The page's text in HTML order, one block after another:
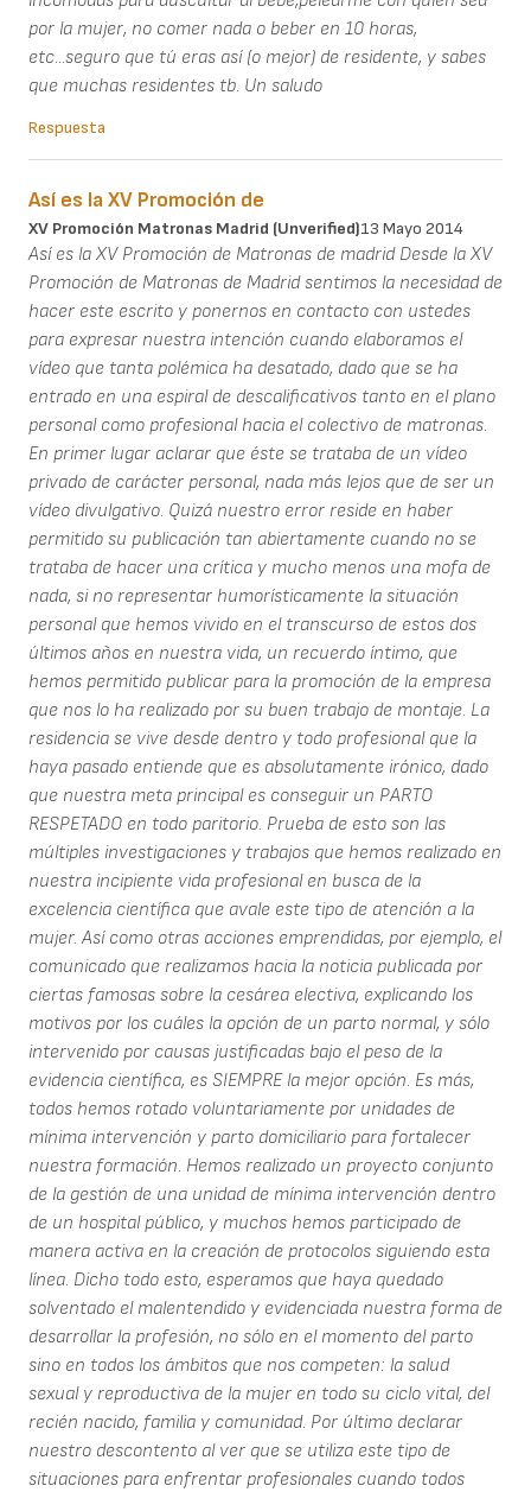
por la mujer, no comer nada o beber en 10 horas,
etc...seguro que tú eras así (o mejor) de residente, y sabes
que muchas residentes tb. Un saludo
Respuesta
Así es la XV Promoción de
XV Promoción Matronas Madrid (unverified)13 Mayo 2014
Así es la XV Promoción de Matronas de madrid Desde la XV
Promoción de Matronas de Madrid sentimos la necesidad de
hacer este escrito y ponernos en contacto con ustedes
para expresar nuestra intención cuando elaboramos el
vídeo que tanta polémica ha desatado, dado que se ha
entrado en una espiral de descalificativos tanto en el plano
personal como profesional hacia el colectivo de matronas.
En primer lugar aclarar que éste se trataba de un vídeo
privado de carácter personal, nada más lejos que de ser un
vídeo divulgativo. Quizá nuestro error reside en haber
permitido su publicación tan abiertamente cuando no se
trataba de hacer una crítica y mucho menos una mofa de
nada, si no representar humorísticamente la situación
personal que hemos vivido en el transcurso de estos dos
últimos años en nuestra vida, un recuerdo íntimo, que
hemos permitido publicar para la promoción de la empresa
que nos lo ha realizado por su buen trabajo de montaje. La
residencia se vive desde dentro y todo profesional que la
haya pasado entiende que es absolutamente irónico, dado
que nuestra meta principal es conseguir un PARTO
RESPETADO en todo paritorio. Prueba de esto son las
múltiples investigaciones y trabajos que hemos realizado en
nuestra incipiente vida profesional en busca de la
excelencia científica que avale este tipo de atención a la
mujer. Así como otras acciones emprendidas, por ejemplo, el
comunicado que realizamos hacia la noticia publicada por
ciertas famosas sobre la cesárea electiva, explicando los
motivos por los cuáles la opción de un parto normal, y sólo
intervenido por causas justificadas bajo el peso de la
evidencia científica, es SIEMPRE la mejor opción. Es más,
todos hemos rotado voluntariamente por unidades de
mínima intervención y parto domiciliario para fortalecer
nuestra formación. Hemos realizado un proyecto conjunto
de la gestión de una unidad de mínima intervención dentro
de un hospital público, y muchos hemos participado de
manera activa en la creación de protocolos siguiendo esta
línea. Dicho todo esto, esperamos que haya quedado
solventado el malentendido y evidenciada nuestra forma de
desarrollar la profesión, no sólo en el momento del parto
sino en todos los ámbitos que nos competen: la salud
sexual y reproductiva de la mujer en todo su ciclo vital, del
recién nacido, familia y comunidad. Por último declarar
nuestro descontento al ver que se utiliza este tipo de
situaciones para enfrentar profesionales cuando todos